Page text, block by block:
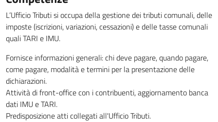
L’Ufficio Tributi si occupa della gestione dei tributi comunali, delle
imposte (iscrizioni, variazioni, cessazioni) e delle tasse comunali
quali TARI e IMU.
Fornisce informazioni generali: chi deve pagare, quando pagare,
come pagare, modalità e termini per la presentazione delle
dichiarazioni.
Attività di front-office con i contribuenti, aggiornamento banca
dati IMU e TARI.
Predisposizione atti collegati all'Ufficio Tributi.